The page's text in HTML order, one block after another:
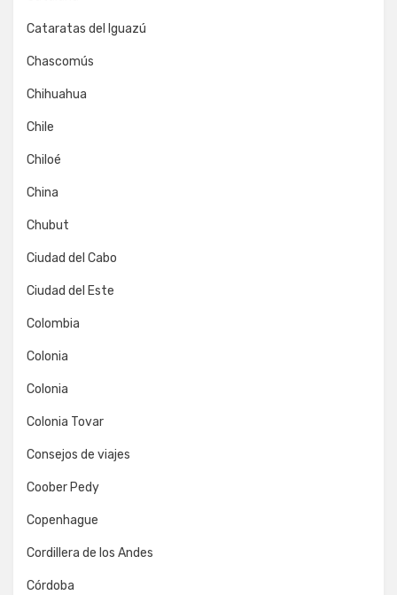
Cataratas del Iguazú
Chascomús
Chihuahua
Chile
Chiloé
China
Chubut
Ciudad del Cabo
Ciudad del Este
Colombia
Colonia
Colonia
Colonia Tovar
Consejos de viajes
Coober Pedy
Copenhague
Cordillera de los Andes
Córdoba